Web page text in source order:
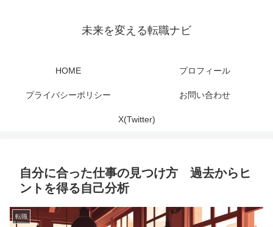
未来を変える転職ナビ
HOME プロフィール
プライバシーポリシー お問い合わせ
X(Twitter)
自分に合った仕事の見つけ方 過去からヒ
ントを得る自己分析
転職